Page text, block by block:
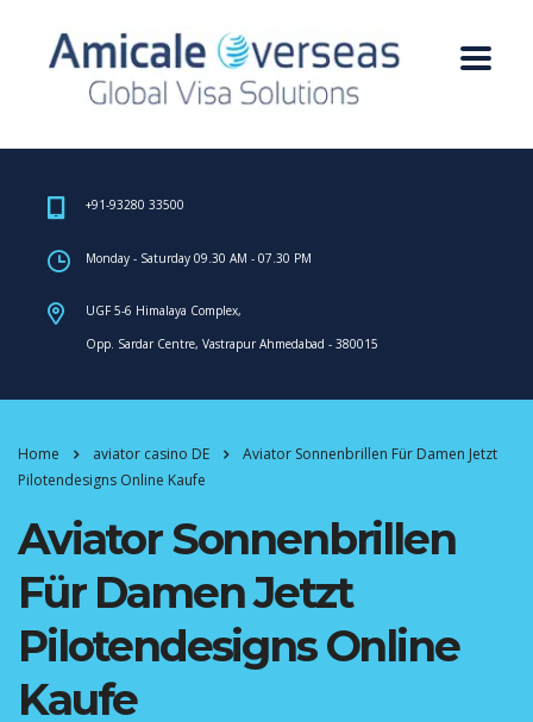
+91-93280 33500
Monday - Saturday 09.30 AM - 07.30 PM
UGF 5-6 Himalaya Complex,
Opp. Sardar Centre, Vastrapur Ahmedabad - 380015
Home aviator casino DE
Aviator Sonnenbrillen Für Damen Jetzt
Pilotendesigns Online Kaufe
Aviator Sonnenbrillen
Für Damen Jetzt
Pilotendesigns Online
Kaufe